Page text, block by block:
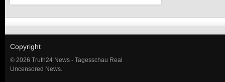
Copyright
© 2026 Truth24 News - Tagesschau Real
Uncensored News.